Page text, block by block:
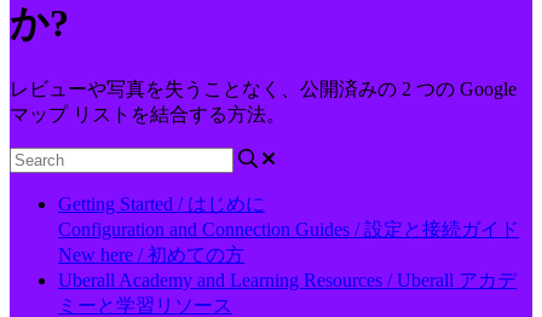
か?
レビューや写真を失うことなく、公開済みの 2 つの Google
マップ リストを結合する方法。
Getting Started / はじめに
Configuration and Connection Guides / 設定と接続ガイド
New here / 初めての方
Uberall Academy and Learning Resources / Uberall アカデ
ミーと学習リソース